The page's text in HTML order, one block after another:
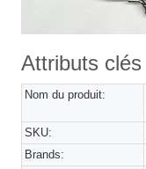
Attributs clés
Nom du produit:
SKU:
Brands: